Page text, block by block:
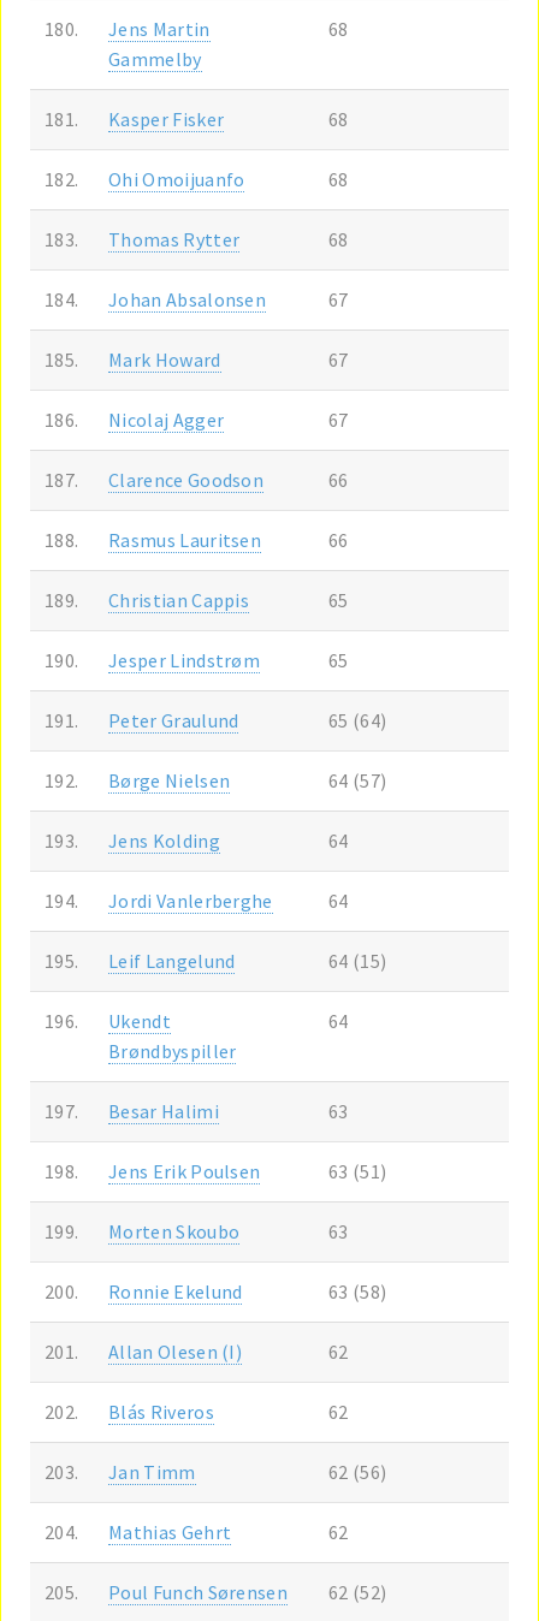
180.
Jens Martin
Gammelby
68
181. Kasper Fisker 68
182. Ohi Omoijuanfo 68
183. Thomas Rytter 68
184. Johan Absalonsen 67
185. Mark Howard 67
186. Nicolaj Agger 67
187. Clarence Goodson 66
188. Rasmus Lauritsen 66
189. Christian Cappis 65
190. Jesper Lindstrøm 65
191. Peter Graulund 65 (64)
192. Børge Nielsen 64 (57)
193. Jens Kolding 64
194. Jordi Vanlerberghe 64
195. Leif Langelund 64 (15)
196.
Ukendt
Brøndbyspiller
64
197. Besar Halimi 63
198. Jens Erik Poulsen 63 (51)
199. Morten Skoubo 63
200. Ronnie Ekelund 63 (58)
201. Allan Olesen (I) 62
202. Blás Riveros 62
203. Jan Timm 62 (56)
204. Mathias Gehrt 62
205. Poul Funch Sørensen 62 (52)